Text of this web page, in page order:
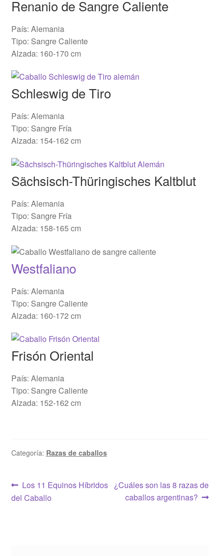
Renanio de Sangre Caliente
País: Alemania
Tipo: Sangre Caliente
Alzada: 160-170 cm
Schleswig de Tiro
País: Alemania
Tipo: Sangre Fría
Alzada: 154-162 cm
Sächsisch-Thüringisches Kaltblut
País: Alemania
Tipo: Sangre Fría
Alzada: 158-165 cm
Westfaliano
País: Alemania
Tipo: Sangre Caliente
Alzada: 160-172 cm
Frisón Oriental
País: Alemania
Tipo: Sangre Caliente
Alzada: 152-162 cm
Categoría: Razas de caballos
Navegación
de
Anterior:
Los 11 Equinos Híbridos
del Caballo
Siguiente:
¿Cuáles son las 8 razas de
caballos argentinas?